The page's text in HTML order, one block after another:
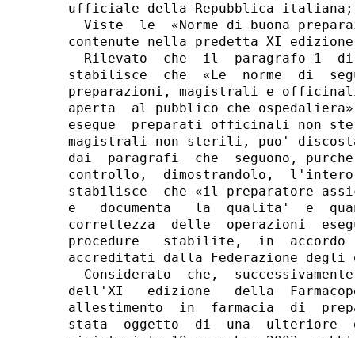
ufficiale della Repubblica italiana;
Viste  le  «Norme di buona
contenute nella predetta XI
Rilevato  che  il  paragrafo 1
stabilisce  che  «Le  norme  di
preparazioni, magistrali e
aperta  al pubblico che
esegue  preparati officinali non
magistrali non sterili, puo'
dai  paragrafi  che  seguono,
controllo,  dimostrandolo,  l'intero
stabilisce  che «il preparatore
e   documenta   la  qualita'  e
correttezza  delle  operazioni
procedure   stabilite,  in
accreditati dalla Federazione
Considerato  che,
dell'XI   edizione   della
allestimento  in  farmacia  di
stata  oggetto  di  una  ulteriore